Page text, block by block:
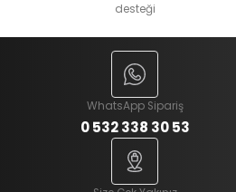
desteği
WhatsApp Sipariş
0 532 338 30 53